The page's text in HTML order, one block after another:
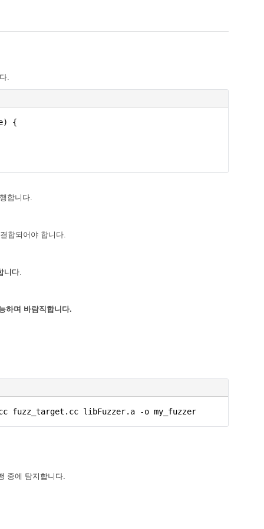
.
{
합니다.
합되어야 합니다.
니다.
하며 바람직합니다.
fuzz_target.cc libFuzzer.a -o my_fuzzer
중에 탐지합니다.